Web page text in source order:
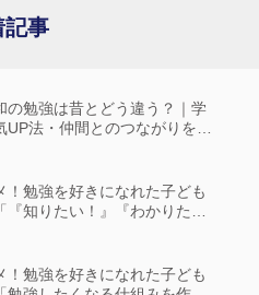
記事
の勉強は昔とどう違う？｜学
UP法・仲間とのつながりを解
！勉強を好きになれた子ども
知りたい！』『わかりた
！勉強を好きになれた子ども